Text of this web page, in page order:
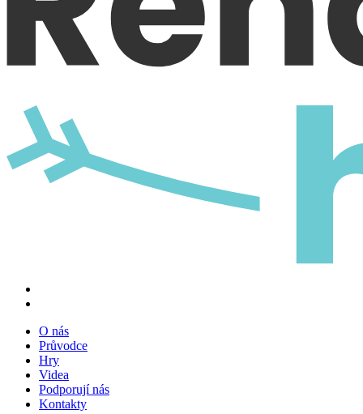
O nás
Průvodce
Hry
Videa
Podporují nás
Kontakty